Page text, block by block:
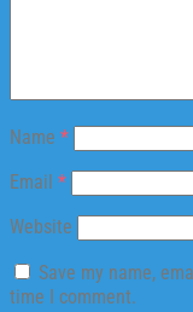
Name *
Email *
Website
Save my name,
time I comment.